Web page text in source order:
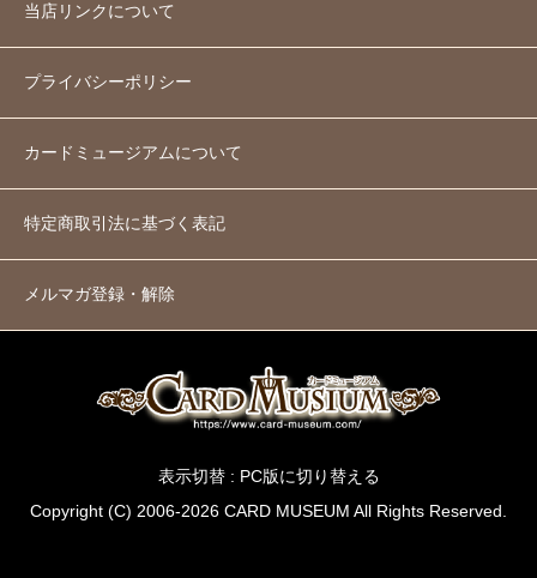
当店リンクについて
プライバシーポリシー
カードミュージアムについて
特定商取引法に基づく表記
メルマガ登録・解除
表示切替 : PC版に切り替える
Copyright (C) 2006-2026 CARD MUSEUM All Rights Reserved.